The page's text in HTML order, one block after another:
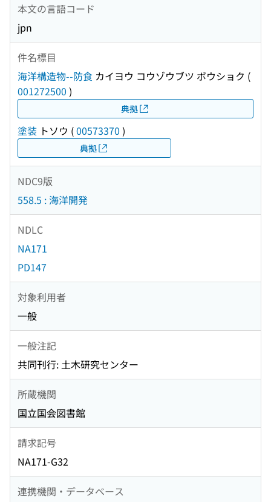
本文の言語コード
jpn
件名標目
海洋構造物--防食 カイヨウ コウゾウブツ ボウショク (
001272500 )
典拠
塗装 トソウ (00573370 )
典拠
NDC9版
558.5 : 海洋開発
NDLC
NA171
PD147
対象利用者
一般
一般注記
共同刊行: 土木研究センター
所蔵機関
国立国会図書館
請求記号
NA171-G32
連携機関・データベース